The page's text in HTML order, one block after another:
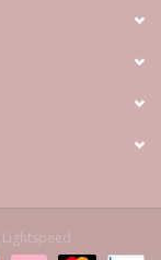
Lightspeed